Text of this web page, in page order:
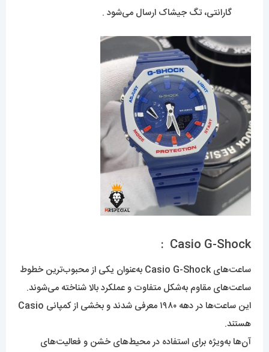
گارانتی، تگ جیشاک ارسال می‌شود .
Casio G-Shock :
ساعت‌های Casio G-Shock به‌عنوان یکی از محبوب‌ترین خطوط
ساعت‌های مقاوم به‌شکل متفاوت و عملکرد بالا شناخته می‌شوند.
این ساعت‌ها در دهه ۱۹۸۰ معرفی شدند و بخشی از کمپانی Casio
هستند.
آن‌ها به‌ویژه برای استفاده در محیط‌های خشن و فعالیت‌های